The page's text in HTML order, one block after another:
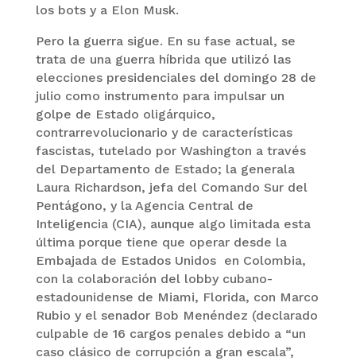
los bots y a Elon Musk.
Pero la guerra sigue. En su fase actual, se
trata de una guerra híbrida que utilizó las
elecciones presidenciales del domingo 28 de
julio como instrumento para impulsar un
golpe de Estado oligárquico,
contrarrevolucionario y de características
fascistas, tutelado por Washington a través
del Departamento de Estado; la generala
Laura Richardson, jefa del Comando Sur del
Pentágono, y la Agencia Central de
Inteligencia (CIA), aunque algo limitada esta
última porque tiene que operar desde la
Embajada de Estados Unidos en Colombia,
con la colaboración del lobby cubano-
estadounidense de Miami, Florida, con Marco
Rubio y el senador Bob Menéndez (declarado
culpable de 16 cargos penales debido a “un
caso clásico de corrupción a gran escala”,